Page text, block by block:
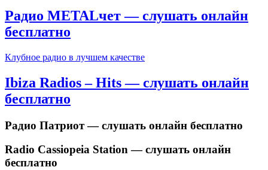
Радио METALчет — слушать онлайн
бесплатно
Клубное радио в лучшем качестве
Ibiza Radios – Hits — слушать онлайн
бесплатно
Радио Патриот — слушать онлайн бесплатно
Radio Cassiopeia Station — слушать онлайн
бесплатно